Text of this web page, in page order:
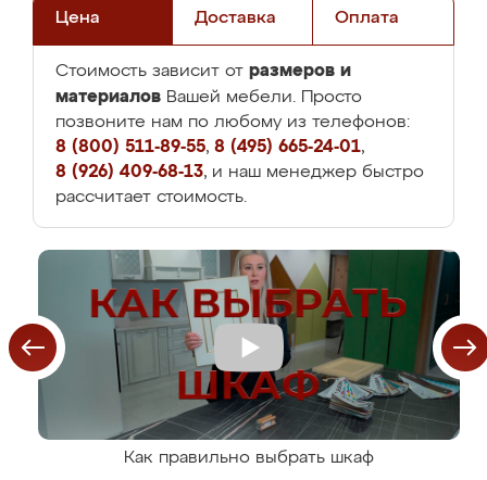
Цена Доставка Оплата
Стоимость зависит от размеров и
материалов Вашей мебели. Просто
позвоните нам по любому из телефонов:
8 (800) 511-89-55, 8 (495) 665-24-01,
8 (926) 409-68-13, и наш менеджер быстро
рассчитает стоимость.
Как правильно выбрать шкаф